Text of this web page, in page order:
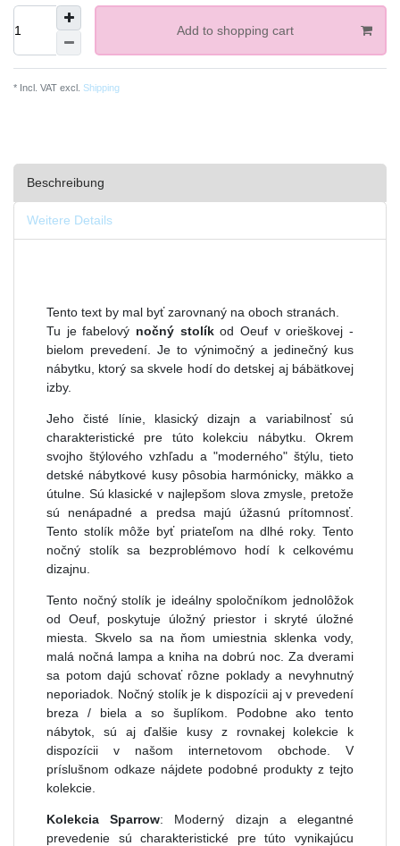
Add to shopping cart
* Incl. VAT excl. Shipping
Beschreibung
Weitere Details
Tento text by mal byť zarovnaný na oboch stranách.
Tu je fabelový nočný stolíkod Oeuf v orieškovej -
bielom prevedení. Je to výnimočný a jedinečný kus
nábytku, ktorý sa skvele hodí do detskej aj bábätkovej
izby.
Jeho čisté línie, klasický dizajn a variabilnosť sú
charakteristické pre túto kolekciu nábytku. Okrem
svojho štýlového vzhľadu a "moderného" štýlu, tieto
detské nábytkové kusy pôsobia harmónicky, mäkko a
útulne. Sú klasické v najlepšom slova zmysle, pretože
sú nenápadné a predsa majú úžasnú prítomnosť.
Tento stolík môže byť priateľom na dlhé roky. Tento
nočný stolík sa bezproblémovo hodí k celkovému
dizajnu.
Tento nočný stolík je ideálny spoločníkom jednolôžok
od Oeuf, poskytuje úložný priestor i skryté úložné
miesta. Skvelo sa na ňom umiestnia sklenka vody,
malá nočná lampa a kniha na dobrú noc. Za dverami
sa potom dajú schovať rôzne poklady a nevyhnutný
neporiadok. Nočný stolík je k dispozícii aj v prevedení
breza / biela a so šuplíkom. Podobne ako tento
nábytok, sú aj ďalšie kusy z rovnakej kolekcie k
dispozícii v našom internetovom obchode. V
príslušnom odkaze nájdete podobné produkty z tejto
kolekcie.
Kolekcia Sparrow: Moderný dizajn a elegantné
prevedenie sú charakteristické pre túto vynikajúcu